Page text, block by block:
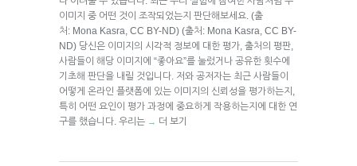
이미지 중 어떤 것이 조작되었는지 판단해보세요. (출
처: Mona Kasra, CC BY-ND) (출처: Mona Kasra, CC BY-
ND) 당신은 이미지의 시각적 정보에 대한 평가, 출처의 평판,
사람들이 해당 이미지에 “좋아요”를 눌렀거나 공유한 횟수에
기초해 판단을 내릴 것입니다. 저와 공저자는 최근 사람들이
어떻게 온라인 플랫폼에 있는 이미지의 신뢰성을 평가하는지,
특히 어떤 요인이 평가 과정에 중요하게 작용하는지에 대한 연
구를 했습니다. 우리는 → 더 보기